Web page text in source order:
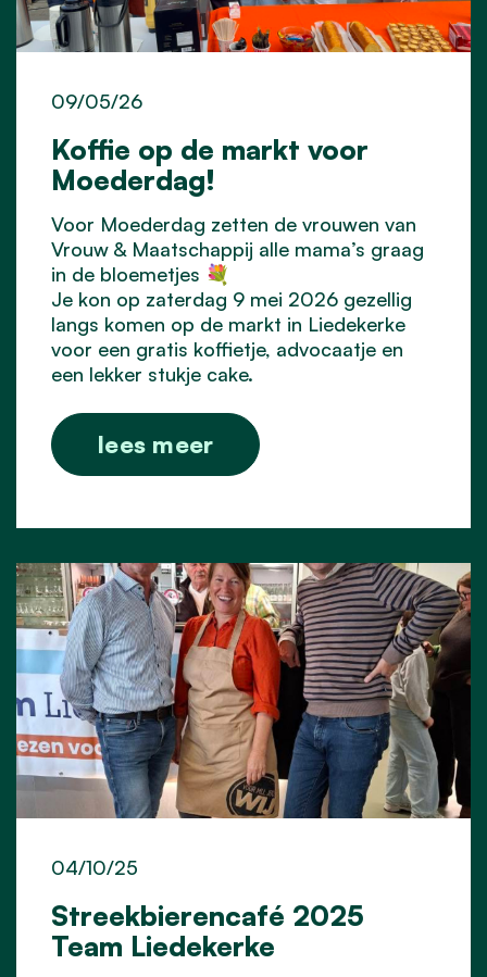
Koffie op de markt voor
Moederdag!
09/05/26
Voor Moederdag zetten de vrouwen van
Vrouw & Maatschappij alle mama’s graag
in de bloemetjes 💐
Je kon op zaterdag 9 mei 2026 gezellig
langs komen op de markt in Liedekerke
voor een gratis koffietje, advocaatje en
een lekker stukje cake.
lees meer
Streekbierencafé 2025
Team Liedekerke
04/10/25